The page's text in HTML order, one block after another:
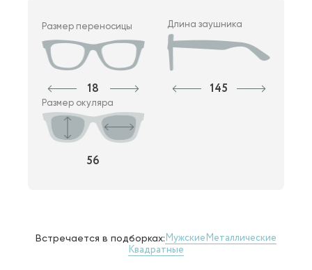
Размер переносицы
18
Длина заушника
145
Размер окуляра
56
Встречается в подборках:МужскиеМеталлические
Квадратные